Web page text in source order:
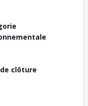
clôture